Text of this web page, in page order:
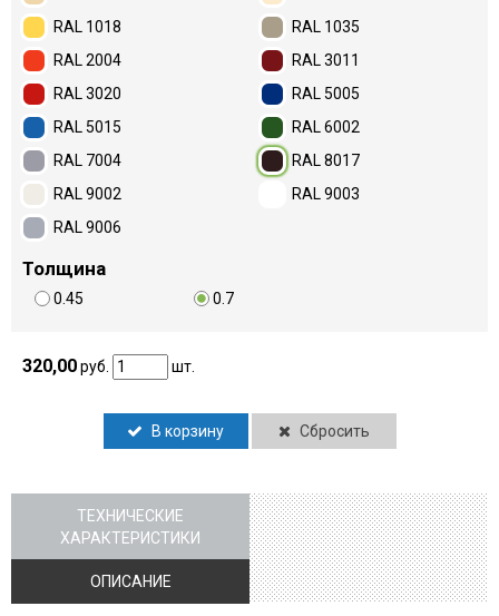
RAL 1018
RAL 1035
RAL 2004
RAL 3011
RAL 3020
RAL 5005
RAL 5015
RAL 6002
RAL 7004
RAL 8017
RAL 9002
RAL 9003
RAL 9006
Толщина
0.45 0.7
320,00руб. шт.
В корзину Сбросить
ТЕХНИЧЕСКИЕ
ХАРАКТЕРИСТИКИ
ОПИСАНИЕ